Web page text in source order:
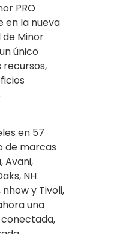
PRO
en la nueva
Minor
único
en 57
de marcas
Avani,
NH
y Tivoli,
una
conectada,